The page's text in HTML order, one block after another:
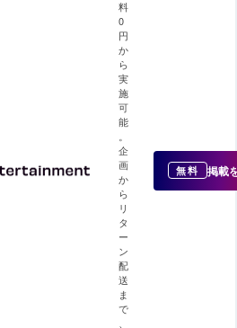
料
0
円
か
ら
実
施
可
能
企
画
か
ら
リ
タ
ー
ン
配
送
ま
で
無料 掲載